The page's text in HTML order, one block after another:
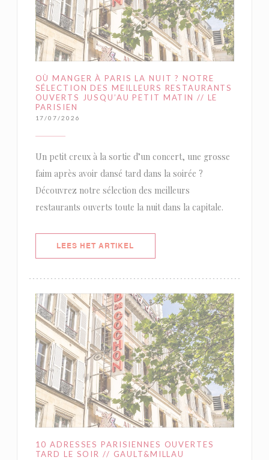
OÙ MANGER À PARIS LA NUIT ? NOTRE
SÉLECTION DES MEILLEURS RESTAURANTS
OUVERTS JUSQU’AU PETIT MATIN // LE
PARISIEN
17/07/2026
Un petit creux à la sortie d’un concert, une grosse
faim après avoir dansé tard dans la soirée ?
Découvrez notre sélection des meilleurs
restaurants ouverts toute la nuit dans la capitale.
LEES HET ARTIKEL
10 ADRESSES PARISIENNES OUVERTES
TARD LE SOIR // GAULT&MILLAU